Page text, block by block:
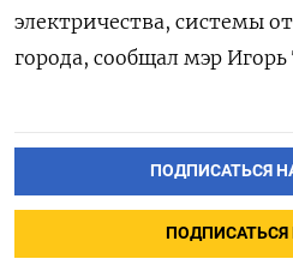
электричества, системы
города, сообщал мэр Игорь
ПОДПИСАТЬСЯ
ПОДПИСАТЬСЯ